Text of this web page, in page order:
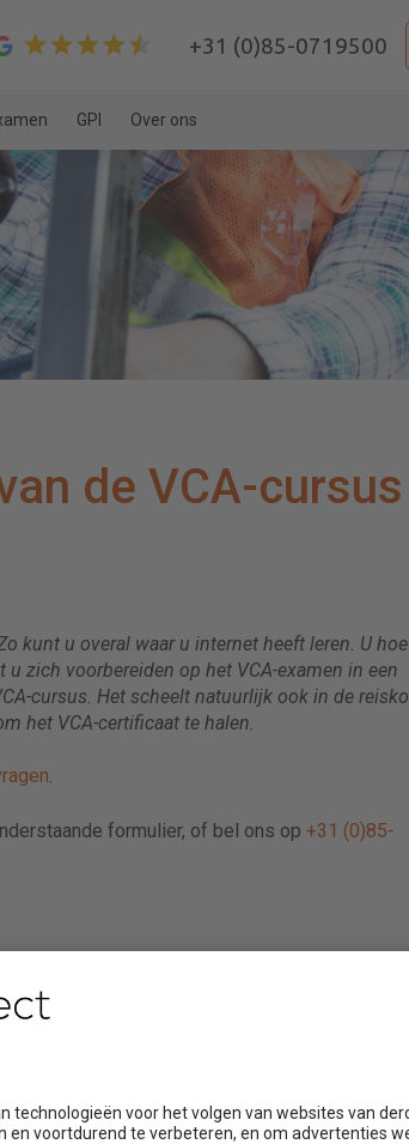
+31 (0)85-0719500
GPI Over ons
de VCA-cursus
kunt u overal waar u internet heeft leren. U
zich voorbereiden op het VCA-examen in een
cursus. Het scheelt natuurlijk ook in de
het VCA-certificaat te halen.
.
formulier, of bel ons op +31 (0)85-